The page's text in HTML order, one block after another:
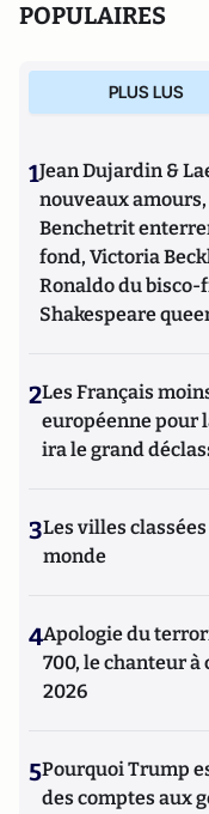
POPULAIRES
PLUS LUS
1Jean Dujardin &
nouveaux
Benchetrit
fond, Victoria
Ronaldo du bisco-
Shakespeare
2Les Français
européenne pour
ira le grand
3Les villes
monde
4Apologie du
700, le chanteur à
2026
5Pourquoi Trump
des comptes aux